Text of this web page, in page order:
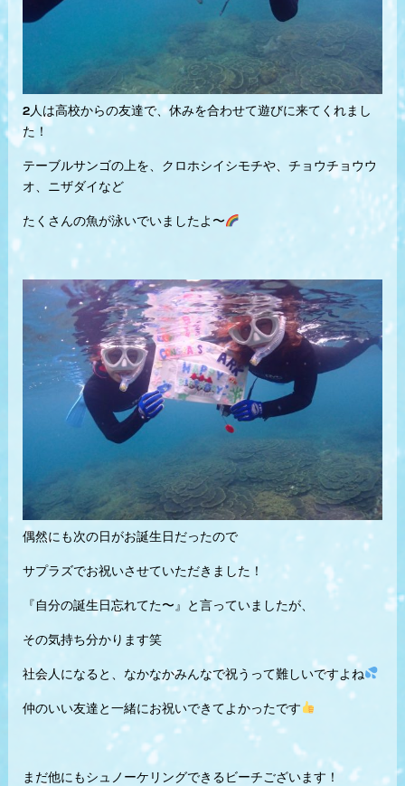
2人は高校からの友達で、休みを合わせて遊びに来てくれまし
た！
テーブルサンゴの上を、クロホシイシモチや、チョウチョウウ
オ、ニザダイなど
たくさんの魚が泳いでいましたよ〜
偶然にも次の日がお誕生日だったので
サプラズでお祝いさせていただきました！
『自分の誕生日忘れてた〜』と言っていましたが、
その気持ち分かります笑
社会人になると、なかなかみんなで祝うって難しいですよね
仲のいい友達と一緒にお祝いできてよかったです
まだ他にもシュノーケリングできるビーチございます！